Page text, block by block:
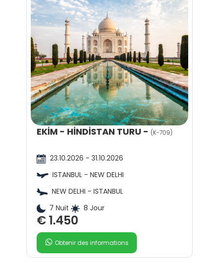
EKİM - HİNDİSTAN TURU - (K-709)
23.10.2026 - 31.10.2026
ISTANBUL - NEW DELHI
NEW DELHI - ISTANBUL
7 Nuit
8 Jour
€ 1.450
Obtenir des informations